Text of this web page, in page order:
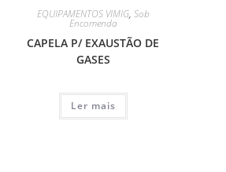
EQUIPAMENTOS VIMIG, Sob
Encomenda
CAPELA P/ EXAUSTÃO DE
GASES
Ler mais